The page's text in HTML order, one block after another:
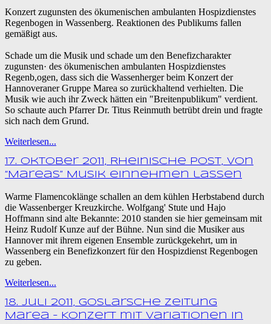
Konzert zugunsten des ökumenischen ambulanten Hospizdienstes
Regenbogen in Wassenberg. Reaktionen des Publikums fallen
gemäßigt aus.
Schade um die Musik und schade um den Benefizcharakter
zugunsten· des ökumenischen ambulanten Hospizdienstes
Regenb,ogen, dass sich die Wassenherger beim Konzert der
Hannoveraner Gruppe Marea so zurückhaltend verhielten. Die
Musik wie auch ihr Zweck hätten ein "Breitenpublikum" verdient.
So schaute auch Pfarrer Dr. Titus Reinmuth betrübt drein und fragte
sich nach dem Grund.
Weiterlesen...
17. Oktober 2011, Rheinische Post, Von
“Mareas” Musik einnehmen lassen
Warme Flamencoklänge schallen an dem kühlen Herbstabend durch
die Wassenberger Kreuzkirche. Wolfgang' Stute und Hajo
Hoffmann sind alte Bekannte: 2010 standen sie hier gemeinsam mit
Heinz Rudolf Kunze auf der Bühne. Nun sind die Musiker aus
Hannover mit ihrem eigenen Ensemble zurückgekehrt, um in
Wassenberg ein Benefizkonzert für den Hospizdienst Regenbogen
zu geben.
Weiterlesen...
18. Juli 2011, Goslarsche Zeitung
Marea – Konzert mit Variationen in